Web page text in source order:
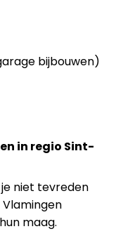
bijbouwen)
in regio Sint-
je niet tevreden
maag.